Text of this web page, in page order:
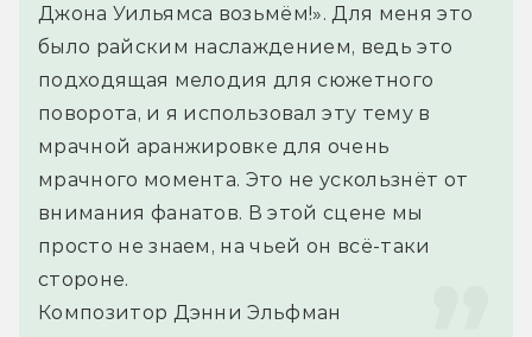
Джона Уильямса возьмём!». Для меня это
было райским наслаждением, ведь это
подходящая мелодия для сюжетного
поворота, и я использовал эту тему в
мрачной аранжировке для очень
мрачного момента. Это не ускользнёт от
внимания фанатов. В этой сцене мы
просто не знаем, на чьей он всё-таки
стороне.
Композитор Дэнни Эльфман